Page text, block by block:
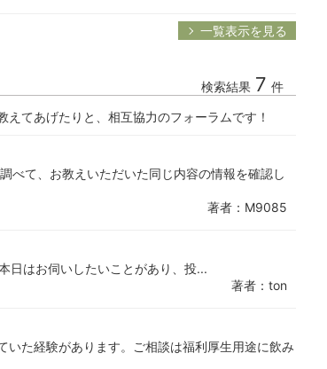
一覧表示を見る
検索結果 7 件
てあげたりと、相互協力のフォーラムです！
べて、お教えいただいた同じ内容の情報を確認し
著者：M9085
日はお伺いしたいことがあり、投...
著者：ton
いた経験があります。ご相談は福利厚生用途に飲み